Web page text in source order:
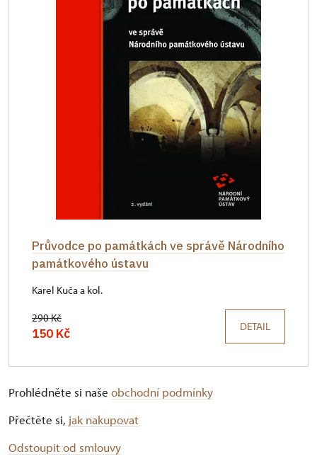
Průvodce po památkách ve správě Národního
památkového ústavu
Karel Kuča a kol.
290 Kč
150 Kč DETAIL
Prohlédněte si naše obchodní podmínky
Přečtěte si, jak nakupovat
Odstoupit od smlouvy